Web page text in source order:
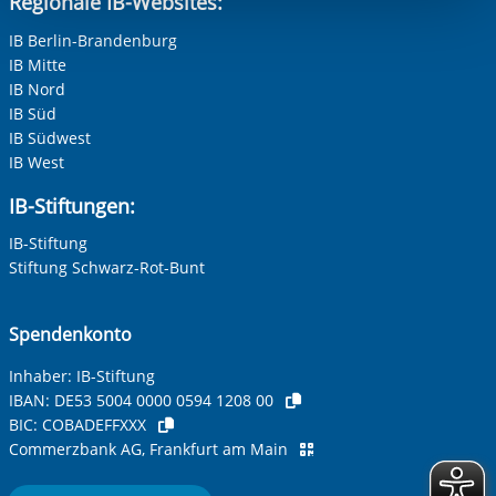
berechtigter Interessen und daher unabhängig von einer
Einwilligung.
IB Berlin-Brandenburg
IB Mitte
IB Nord
IB Süd
IB Südwest
IB West
IB-Stiftungen:
IB-Stiftung
Stiftung Schwarz-Rot-Bunt
Spendenkonto
Inhaber: IB-Stiftung
IBAN: DE53 5004 0000 0594 1208 00
BIC: COBADEFFXXX
Commerzbank AG, Frankfurt am Main